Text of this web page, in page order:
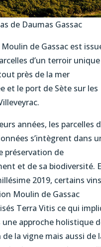
de Daumas Gassac
de Gassac est
d’un terroir
près de la mer
et le port de Sète sur les
années, les parcelles
s’intègrent dans
préservation de
et de sa biodiversité.
2019, certains
Moulin de Gassac
Terra Vitis ce qui
approche holistique
la vigne mais aussi de